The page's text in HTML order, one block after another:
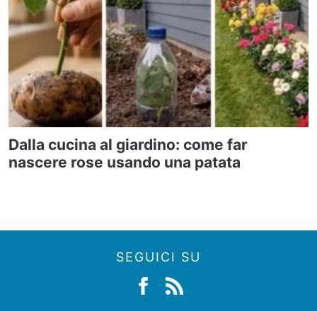
Dalla cucina al giardino: come far
nascere rose usando una patata
SEGUICI SU